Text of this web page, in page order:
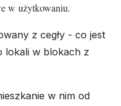
w użytkowaniu.
z cegły - co jest
lokali w blokach z
w nim od